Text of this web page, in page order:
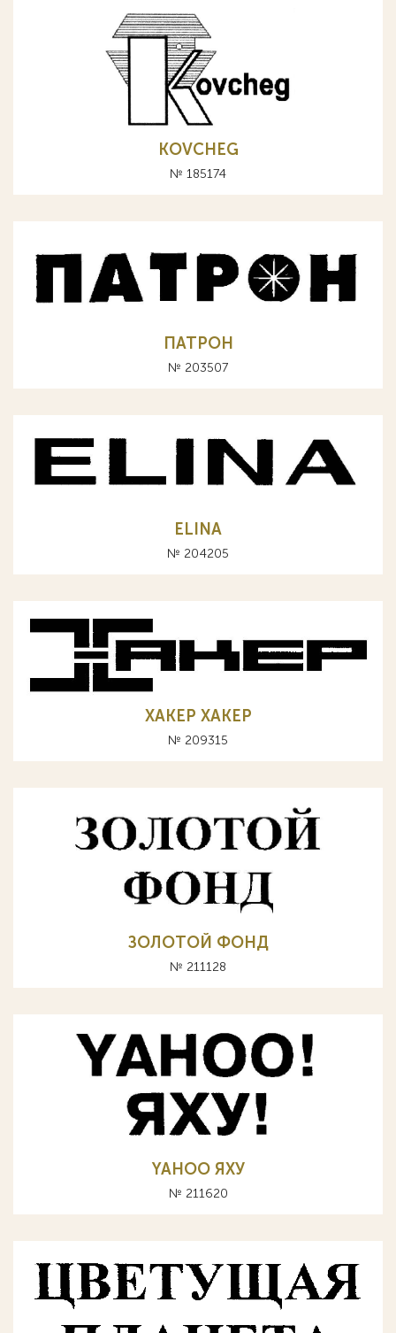
KOVCHEG
№ 185174
ПАТРОН
№ 203507
ELINA
№ 204205
ХАКЕР XAKEP
№ 209315
ЗОЛОТОЙ ФОНД
№ 211128
YAHOO ЯХУ
№ 211620